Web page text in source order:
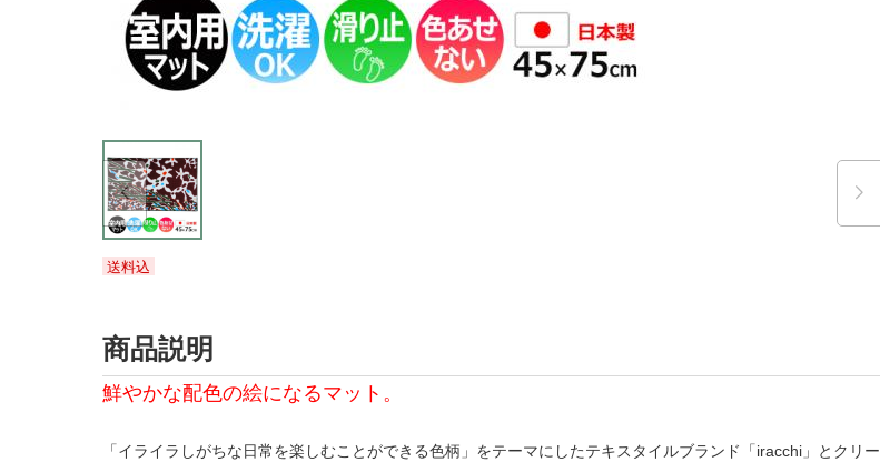
送料込
商品説明
鮮やかな配色の絵になるマット。
「イライラしがちな日常を楽しむことができる色柄」をテーマにしたテキスタイルブランド「iracchi」とクリー